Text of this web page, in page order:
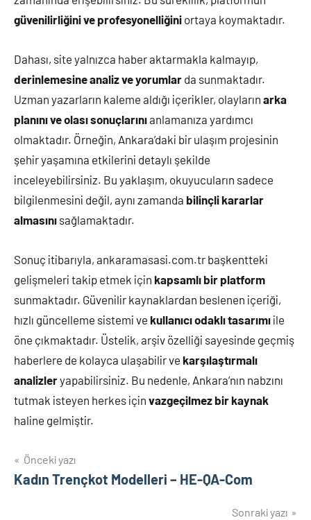
güvenilirliğini ve profesyonelliğini ortaya koymaktadır.
Dahası, site yalnızca haber aktarmakla kalmayıp,
derinlemesine analiz ve yorumlar da sunmaktadır.
Uzman yazarların kaleme aldığı içerikler, olayların arka
planını ve olası sonuçlarınıanlamanıza yardımcı
olmaktadır. Örneğin, Ankara’daki bir ulaşım projesinin
şehir yaşamına etkilerini detaylı şekilde
inceleyebilirsiniz. Bu yaklaşım, okuyucuların sadece
bilgilenmesini değil, aynı zamanda bilinçli kararlar
almasını sağlamaktadır.
Sonuç itibarıyla, ankaramasasi.com.tr başkentteki
gelişmeleri takip etmek için kapsamlı bir platform
sunmaktadır. Güvenilir kaynaklardan beslenen içeriği,
hızlı güncelleme sistemi ve kullanıcı odaklı tasarımı ile
öne çıkmaktadır. Üstelik, arşiv özelliği sayesinde geçmiş
haberlere de kolayca ulaşabilir ve karşılaştırmalı
analizleryapabilirsiniz. Bu nedenle, Ankara’nın nabzını
tutmak isteyen herkes için vazgeçilmez bir kaynak
haline gelmiştir.
Yazı
gezinmesi
Önceki yazı
Kadın Trençkot Modelleri – HE-QA-Com
Sonraki yazı